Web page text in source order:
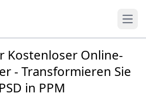
Kostenloser Online-
- Transformieren Sie
PSD in PPM